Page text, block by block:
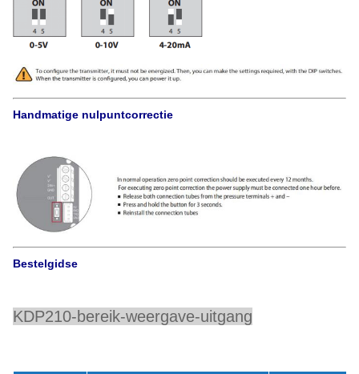
Handmatige nulpuntcorrectie
Bestelgidse
KDP210-bereik-weergave-uitgang